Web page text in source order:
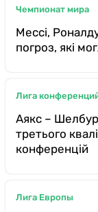
Чемпионат мира
Мессі,
погроз, які
Лига
Аякс –
третього
конференцій
Лига Европы